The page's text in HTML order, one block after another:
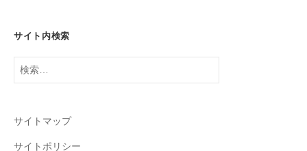
サイト内検索
検
索:
サイトマップ
サイトポリシー